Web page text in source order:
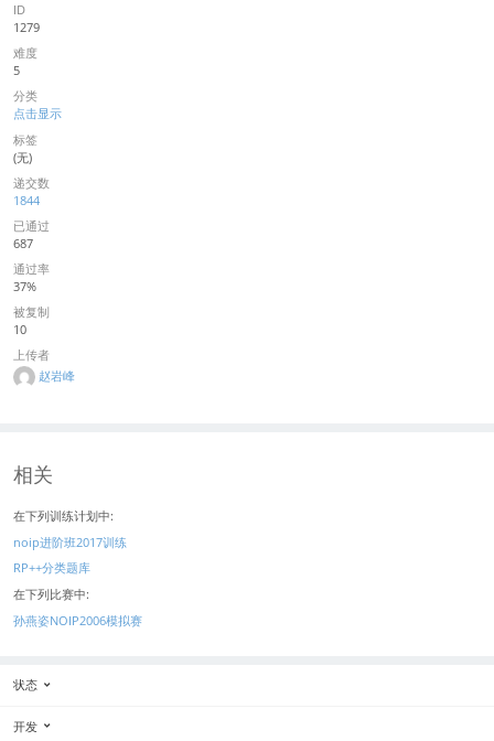
ID
1279
难度
5
分类
点击显示
标签
(无)
递交数
1844
已通过
687
通过率
37%
被复制
10
上传者
赵岩峰
相关
在下列训练计划中:
noip进阶班2017训练
RP++分类题库
在下列比赛中:
孙燕姿NOIP2006模拟赛
状态
开发